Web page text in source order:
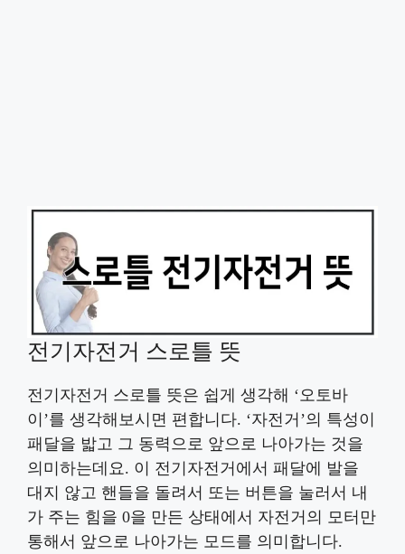
전기자전거 스로틀 뜻
전기자전거 스로틀 뜻은 쉽게 생각해 ‘오토바
이’를 생각해보시면 편합니다. ‘자전거’의 특성이
패달을 밟고 그 동력으로 앞으로 나아가는 것을
의미하는데요. 이 전기자전거에서 패달에 발을
대지 않고 핸들을 돌려서 또는 버튼을 눌러서 내
가 주는 힘을 0을 만든 상태에서 자전거의 모터만
통해서 앞으로 나아가는 모드를 의미합니다.